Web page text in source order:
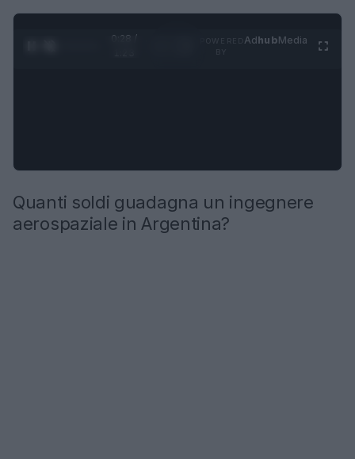
0:30 /
AdhubMedia
Quanti soldi guadagna un ingegnere
aerospaziale in Argentina?